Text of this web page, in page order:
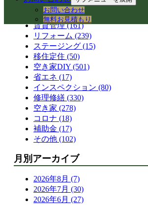
お問い合わせ
無料お見積もり
空き家活用 (328)
コワーキングスペース (41)
賃貸管理 (161)
リフォーム (239)
ステージング (15)
移住定住 (50)
空き家DIY (501)
省エネ (17)
インスペクション (80)
修理修繕 (330)
空き家 (278)
コロナ (18)
補助金 (17)
その他 (102)
月別アーカイブ
2026年8月 (7)
2026年7月 (30)
2026年6月 (27)